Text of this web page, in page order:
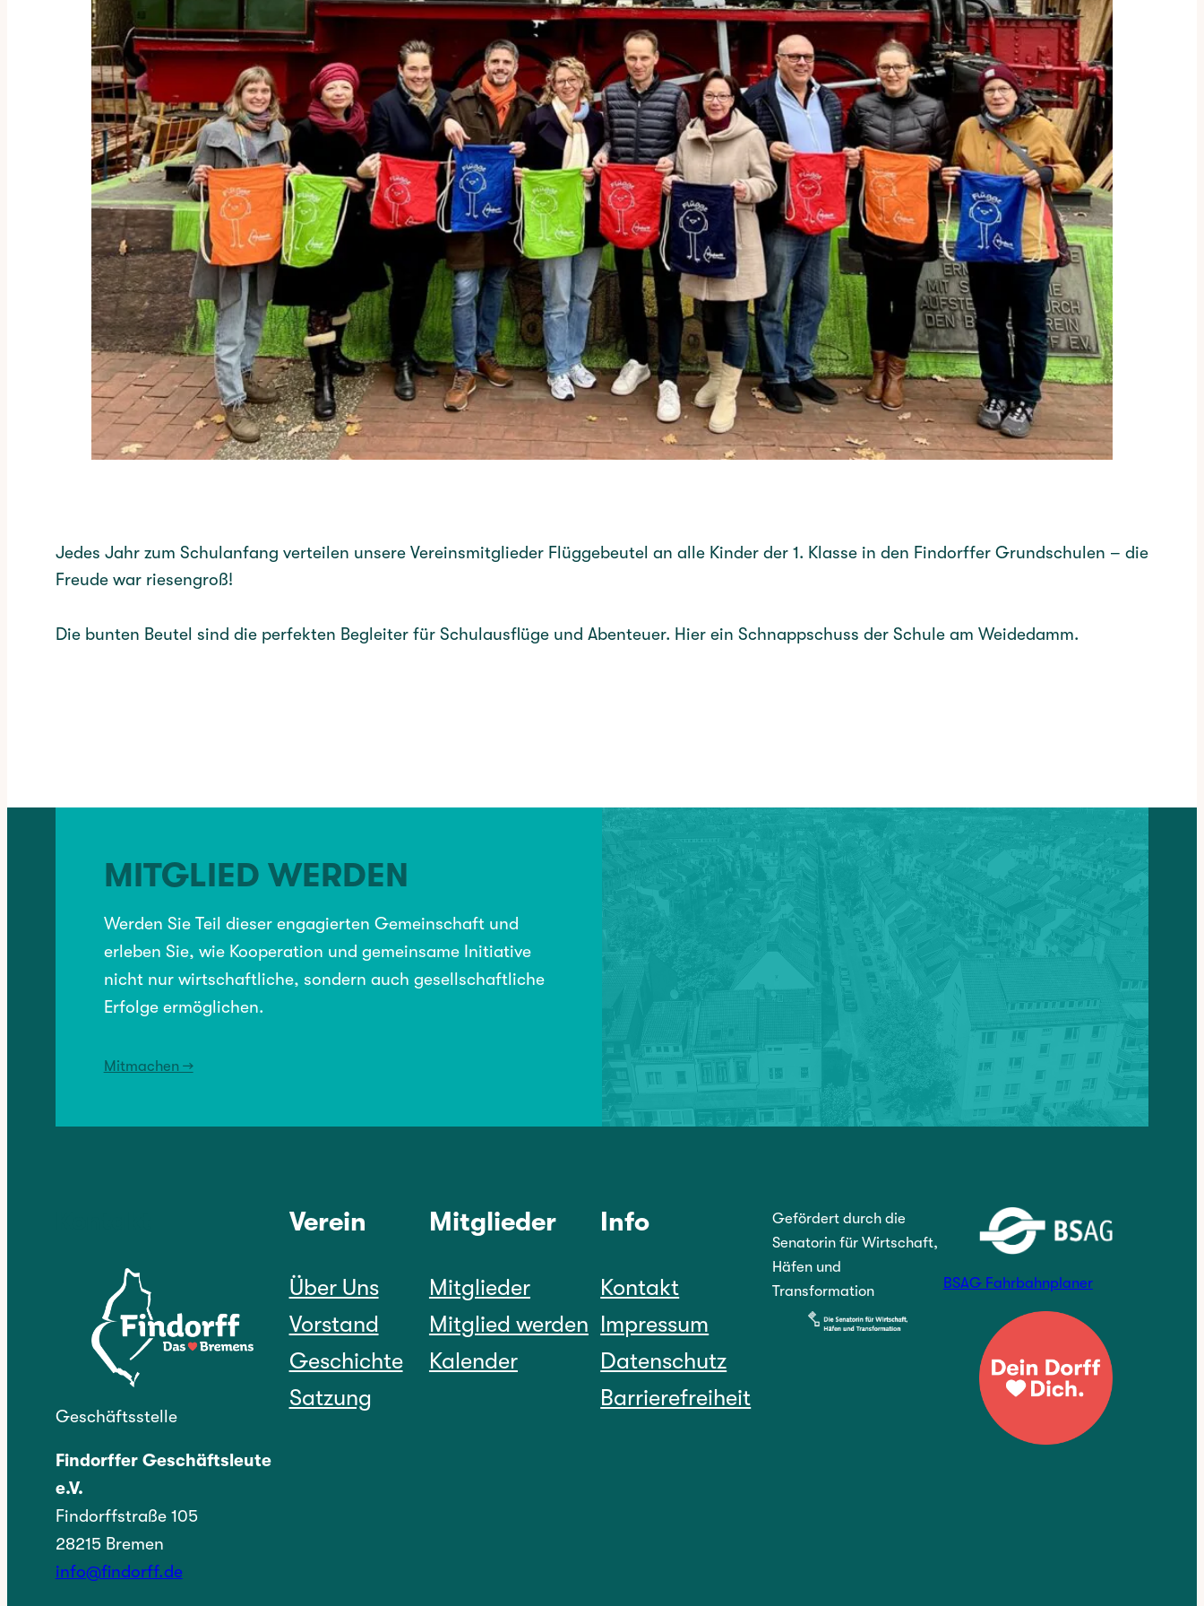
Jedes Jahr zum Schulanfang verteilen unsere Vereinsmitglieder Flüggebeutel an alle Kinder der 1. Klasse in den Findorffer Grundschulen – die
Freude war riesengroß!
Die bunten Beutel sind die perfekten Begleiter für Schulausflüge und Abenteuer. Hier ein Schnappschuss der Schule am Weidedamm.
MITGLIED WERDEN
Werden Sie Teil dieser engagierten Gemeinschaft und
erleben Sie, wie Kooperation und gemeinsame Initiative
nicht nur wirtschaftliche, sondern auch gesellschaftliche
Erfolge ermöglichen.
Mitmachen →
Geschäftsstelle
Findorffer Geschäftsleute
e.V.
Findorffstraße 105
28215 Bremen
info@findorff.de
Verein
Über Uns
Vorstand
Geschichte
Satzung
Mitglieder
Mitglieder
Mitglied werden
Kalender
Info
Kontakt
Impressum
Datenschutz
Barrierefreiheit
Gefördert durch die
Senatorin für Wirtschaft,
Häfen und
Transformation
BSAG Fahrbahnplaner